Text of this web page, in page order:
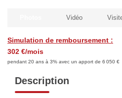
Dossier De
Simulation de remboursement :
302 €/mois
pendant 20 ans à 3% avec un apport de 6 050 €
Vidéo
Description